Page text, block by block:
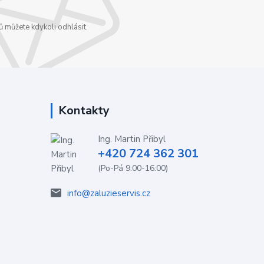
můžete kdykoli odhlásit.
Kontakty
Ing. Martin Přibyl
+420 724 362 301
(Po-Pá 9:00-16:00)
info@zaluzieservis.cz